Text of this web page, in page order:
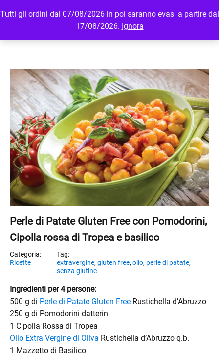
Tutti gli ordini dal 07/08/2026 in poi saranno evasi a partire dal
17/08/2026. Ignora
MENU LOGIN
Perle di Patate Gluten Free con Pomodorini,
Cipolla rossa di Tropea e basilico
Ricette extravergine, gluten free, olio, perle di patate,
senza glutine
Ingredienti per 4 persone:
500 g di Perle di Patate Gluten Free Rustichella d’Abruzzo
250 g di Pomodorini datterini
1 Cipolla Rossa di Tropea
Olio Extra Vergine di Oliva Rustichella d’Abruzzo q.b.
1 Mazzetto di Basilico